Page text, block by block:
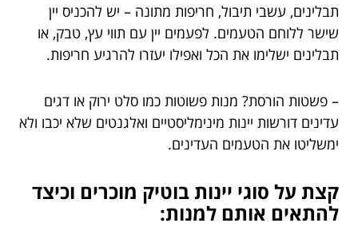
תבלינים, עשבי תיבול, חריפות מתונה – יש להכניס יין
שישר ללוחם הטעמים. לפעמים יין עם תווי עץ, טבק, או
תבלינים ישלימו את הכל ואפילו יעזרו להרגיע חריפות.
– פשטות הורסת? מנות פשוטות כמו סלט ירוק או דגים
עדינים דורשות יינות מינימליסטיים ואלגנטים שלא יכבו ולא
ימשליטו את הטעמים העדינים.
קצת על סוגי יינות בוטיק מוכרים וכיצד
להתאים אותם למנות: